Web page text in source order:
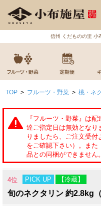
信州 くだものの里 小
TOP > フルーツ・野菜 > 桃・ネ
4位 PICK UP 【冷蔵】
旬のネクタリン 約2.8kg